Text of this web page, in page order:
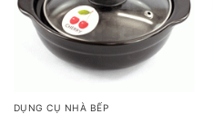
DỤNG CỤ NHÀ BẾP